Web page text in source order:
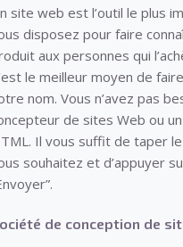
site web est l’outil le plus
disposez pour faire
aux personnes qui
le meilleur moyen de
nom. Vous n’avez pas
de sites Web ou
Il vous suffit de taper
souhaitez et d’appuyer
de conception de